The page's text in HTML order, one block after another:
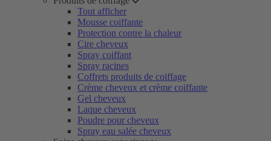
Tout afficher
Mousse coiffante
Protection contre la chaleur
Cire cheveux
Spray coiffant
Spray racines
Coffrets produits de coiffage
Crème cheveux et crème coiffante
Gel cheveux
Laque cheveux
Poudre pour cheveux
Spray eau salée cheveux